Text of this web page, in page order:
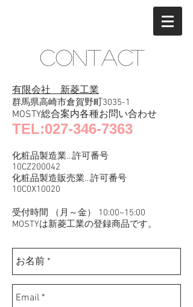
CONTACT
有限会社 新菱工業
群馬県高崎市倉賀野町3035-1
MOSTY総合案内各種お問い合わせ
TEL:027-346-7363
化粧品製造業…許可番号
10CZ200042
化粧品製造販売業…許可番号
10C0X10020
受付時間 （月～金） 10:00~15:00
​MOSTYは新菱工業の登録商品です。